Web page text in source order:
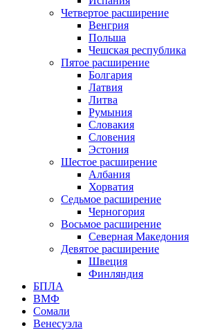
Четвертое расширение
Венгрия
Польша
Чешская республика
Пятое расширение
Болгария
Латвия
Литва
Румыния
Словакия
Словения
Эстония
Шестое расширение
Албания
Хорватия
Седьмое расширение
Черногория
Восьмое расширение
Северная Македония
Девятое расширение
Швеция
Финляндия
БПЛА
ВМФ
Сомали
Венесуэла